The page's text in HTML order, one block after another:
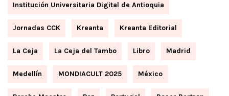
Institución Universitaria Digital de Antioquia
Jornadas CCK Kreanta Kreanta Editorial
La Ceja La Ceja del Tambo Libro Madrid
Medellín MONDIACULT 2025 México